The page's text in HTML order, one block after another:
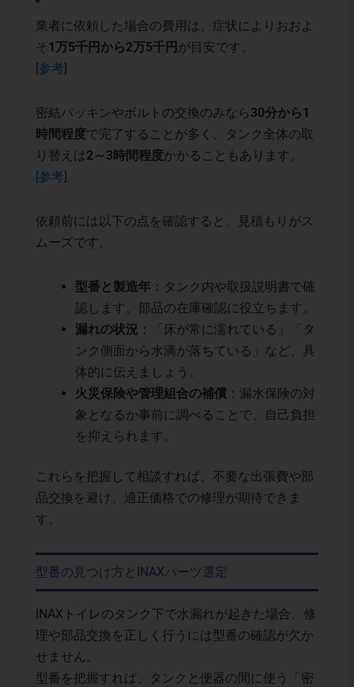
業者に依頼した場合の費用は、症状によりおおよ
そ1万5千円から2万5千円 が目安です。
[参考]
密結パッキンやボルトの交換のみなら 30分から1
時間程度で完了することが多く、タンク全体の取
り替えは2～3時間程度かかることもあります。
[参考]
依頼前には以下の点を確認すると、見積もりがス
ムーズです。
型番と製造年：タンク内や取扱説明書で確
認します。部品の在庫確認に役立ちます。
漏れの状況 ：「床が常に濡れている」「タ
ンク側面から水滴が落ちている」など、具
体的に伝えましょう。
火災保険や管理組合の補償：漏水保険の対
象となるか事前に調べることで、自己負担
を抑えられます。
これらを把握して相談すれば、不要な出張費や部
品交換を避け、適正価格での修理が期待できま
す。
型番の見つけ方とINAXパーツ選定
INAXトイレのタンク下で水漏れが起きた場合、修
理や部品交換を正しく行うには型番の確認が欠か
せません。
型番を把握すれば、タンクと便器の間に使う「密